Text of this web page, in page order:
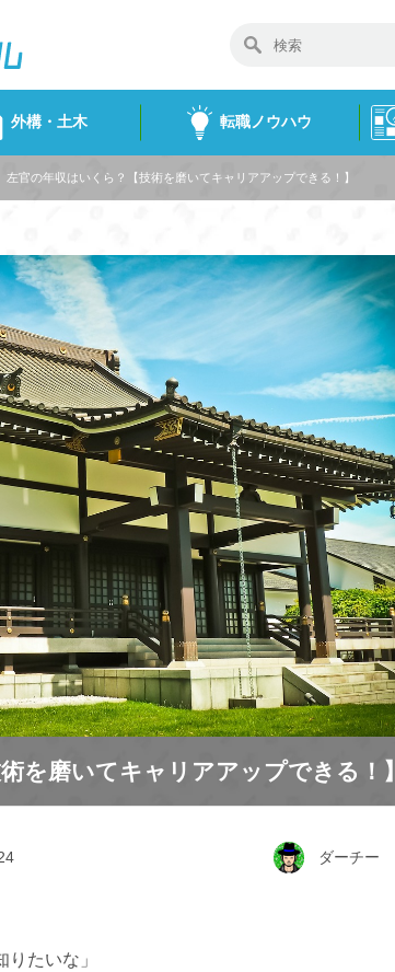
外構・土木 転職ノウハウ
左官の年収はいくら？【技術を磨いてキャリアアップできる！】
を磨いてキャリアアップできる！】
ダーチー
りたいな」